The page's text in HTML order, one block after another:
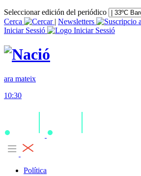
Seleccionar edición del periódico
Cerca
| Newsletters
Iniciar Sessió
ara mateix
10:30
Política